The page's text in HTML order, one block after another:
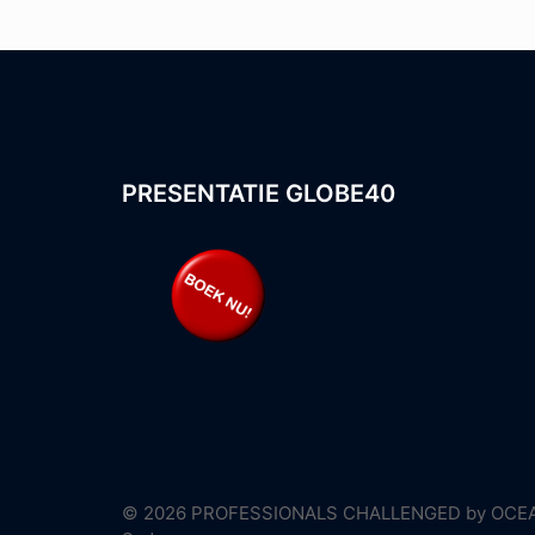
PRESENTATIE GLOBE40
© 2026 PROFESSIONALS CHALLENGED by